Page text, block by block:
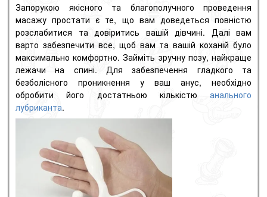
Запорукою якісного та благополучного проведення
масажу простати є те, що вам доведеться повністю
розслабитися та довіритись вашій дівчині.
Далі вам
варто забезпечити все, щоб вам та вашій коханій було
максимально комфортно. Займіть зручну позу, найкраще
лежачи на спині.
Для забезпечення гладкого та
безболісного проникнення у ваш анус, необхідно
обробити його достатньою кількістю
анального
лубриканта.